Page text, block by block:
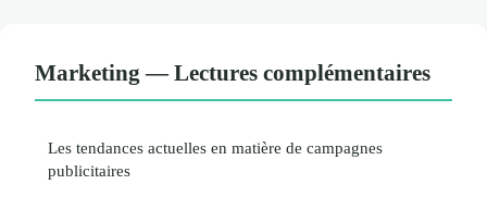
Marketing — Lectures complémentaires
Les tendances actuelles en matière de campagnes
publicitaires